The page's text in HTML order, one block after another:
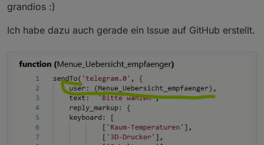
grandios :)
Ich habe dazu auch gerade ein Issue auf GitHub erstellt.